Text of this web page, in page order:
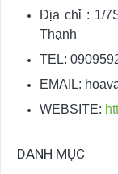
Địa chỉ : 1/
Thạnh
TEL:
EMAIL:
WEBSITE:
DANH MỤC